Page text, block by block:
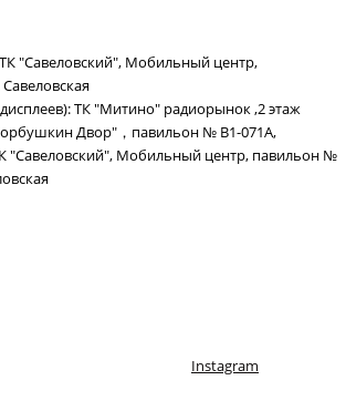
"Савеловский", Мобильный центр,
ТК "Митино" радиорынок ,2 этаж
Двор"，павильон № В1-071А,
"Савеловский", Мобильный центр, павильон №
Instagram